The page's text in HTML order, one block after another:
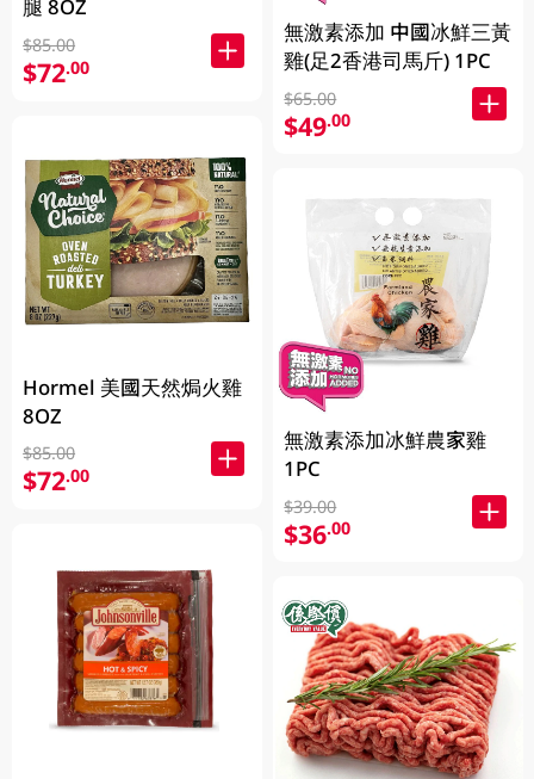
腿 8OZ
$85.00
$72.00
Hormel 美國天然焗火雞
8OZ
$85.00
$72.00
無激素添加 中國冰鮮三黃
雞(足2香港司馬斤) 1PC
$65.00
$49.00
無激素添加冰鮮農家雞
1PC
$39.00
$36.00